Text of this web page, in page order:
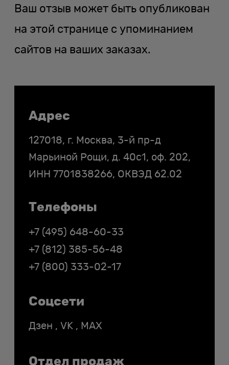
Ваш отзыв может быть опубликован
на этой странице с упоминанием
сайтов на ваших заказах.
Контакты
Адрес
127018, г. Москва, 3-й пр-д
Марьиной Рощи, д. 40с1, оф. 202,
ИНН 7701838266, ОКВЭД 62.02
Телефоны
+7 (495) 648-60-33
+7 (812) 385-56-48
+7 (800) 333-02-17
Соцсети
Дзен , VK , MAX
Отдел продаж